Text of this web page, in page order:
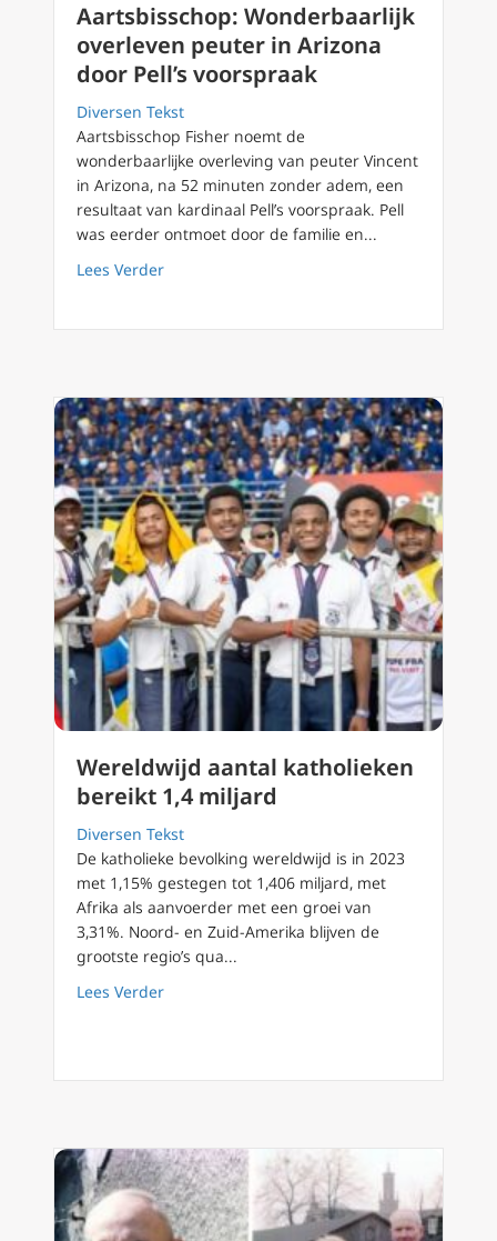
Aartsbisschop: Wonderbaarlijk
overleven peuter in Arizona
door Pell’s voorspraak
Diversen Tekst
Aartsbisschop Fisher noemt de
wonderbaarlijke overleving van peuter Vincent
in Arizona, na 52 minuten zonder adem, een
resultaat van kardinaal Pell’s voorspraak. Pell
was eerder ontmoet door de familie en...
Lees Verderabout Aartsbisschop: Wonderbaarlijk
Wereldwijd aantal katholieken
bereikt 1,4 miljard
Diversen Tekst
De katholieke bevolking wereldwijd is in 2023
met 1,15% gestegen tot 1,406 miljard, met
Afrika als aanvoerder met een groei van
3,31%. Noord- en Zuid-Amerika blijven de
grootste regio’s qua...
Lees Verderabout Wereldwijd aantal katholieken